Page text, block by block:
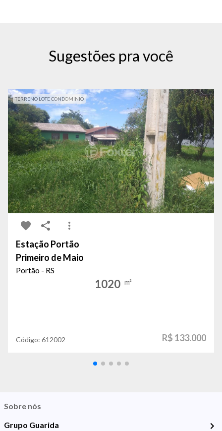
Sugestões pra você
TERRENO LOTE CONDOMINIO
Estação Portão
Primeiro de Maio
Portão - RS
1020 m²
Código: 612002 R$ 133.000
Sobre nós
Grupo Guarida